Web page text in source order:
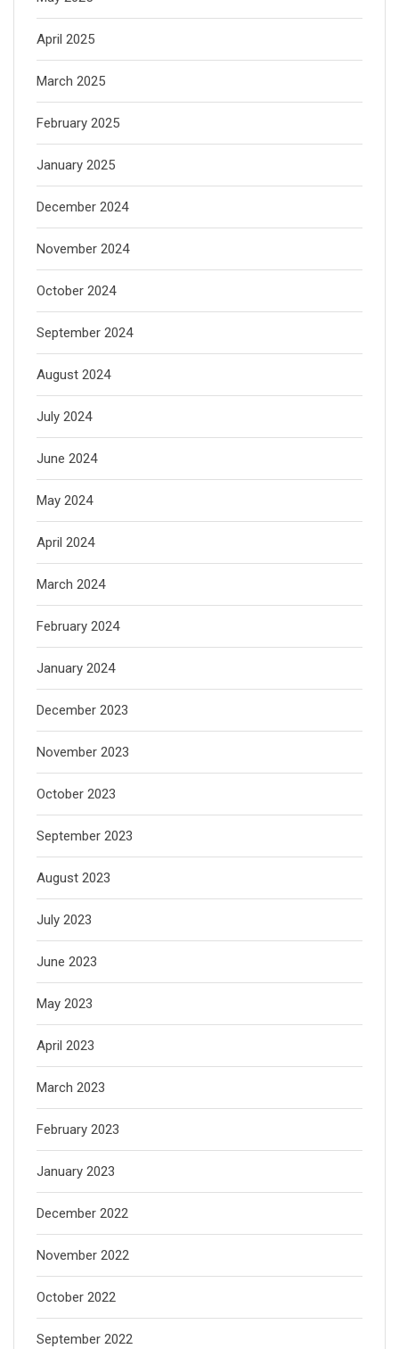
April 2025
March 2025
February 2025
January 2025
December 2024
November 2024
October 2024
September 2024
August 2024
July 2024
June 2024
May 2024
April 2024
March 2024
February 2024
January 2024
December 2023
November 2023
October 2023
September 2023
August 2023
July 2023
June 2023
May 2023
April 2023
March 2023
February 2023
January 2023
December 2022
November 2022
October 2022
September 2022